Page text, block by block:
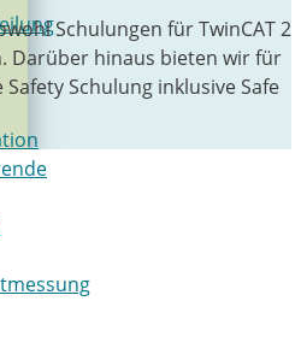
Schulungen für TwinCAT 2
Darüber hinaus bieten wir für
Schulung inklusive Safe